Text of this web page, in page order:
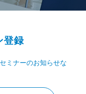
登録
ミナーのお知らせな